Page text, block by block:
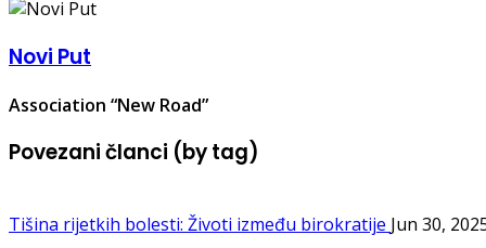
Novi Put
Association “New Road”
Povezani članci (by tag)
Tišina rijetkih bolesti: Životi između birokratije Jun 30,